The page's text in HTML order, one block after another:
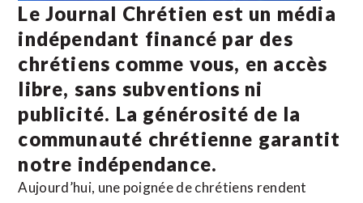
Le Journal Chrétien est un média
indépendant financé par des
chrétiens comme vous, en accès
libre, sans subventions ni
publicité. La générosité de la
communauté chrétienne garantit
notre indépendance.
Aujourd’hui, une poignée de chrétiens rendent